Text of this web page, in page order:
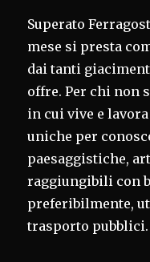
Superato
mese si presta
dai tanti
offre. Per chi non
in cui vive e
uniche per
paesaggistiche,
raggiungibili con
preferibilmente,
trasporto pubblici.